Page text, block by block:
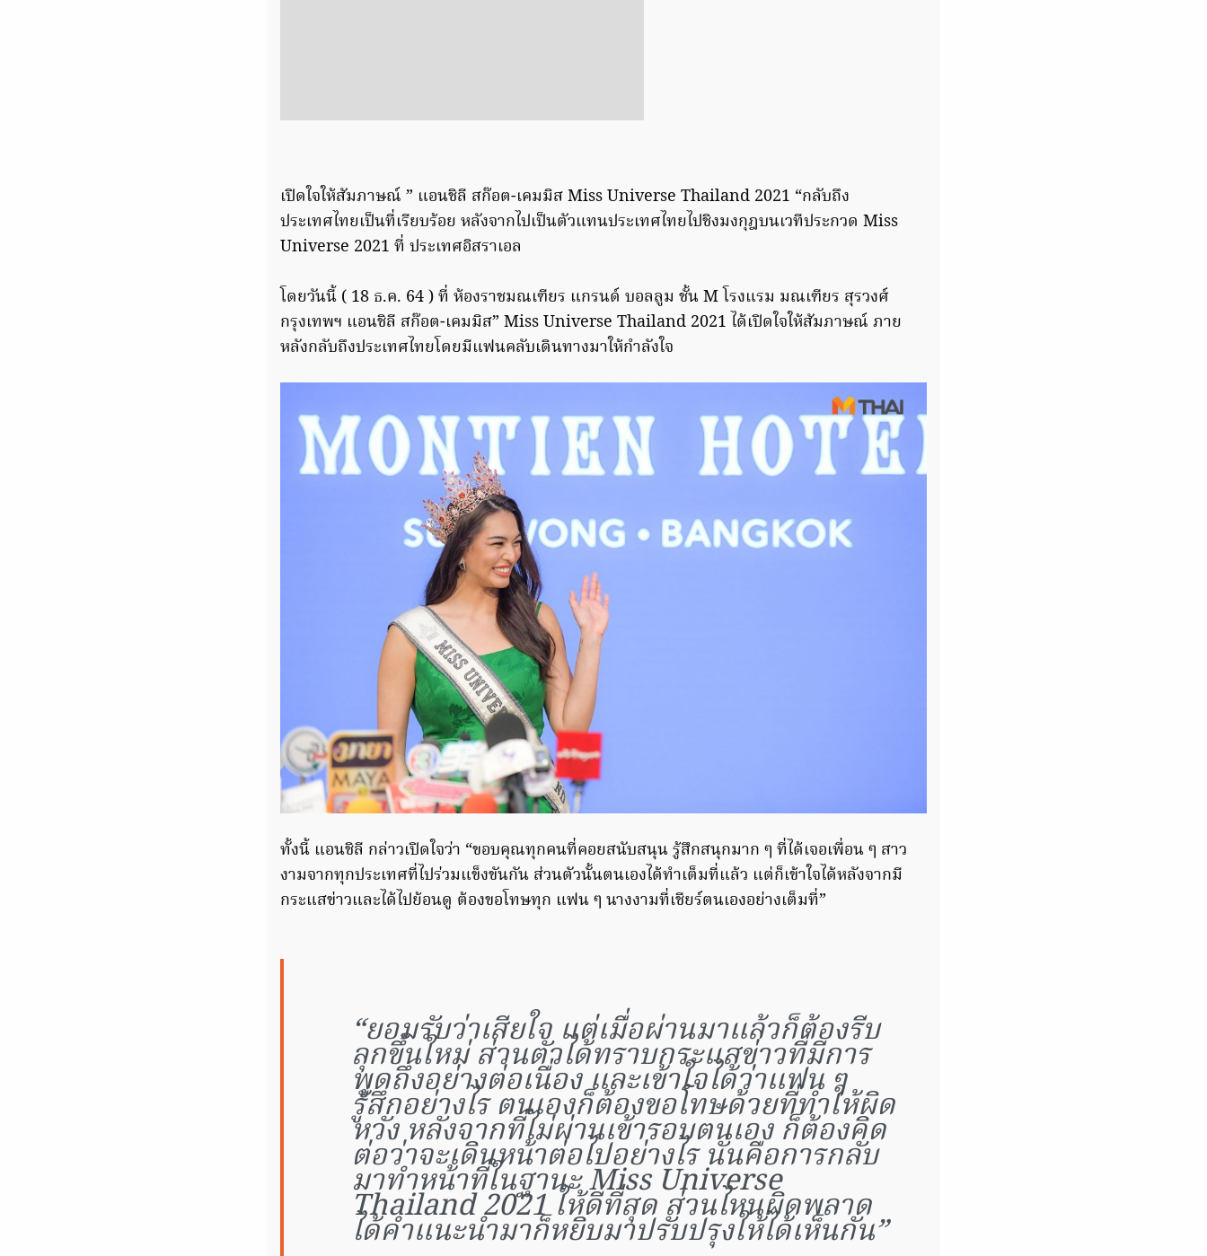
เปิดใจให้สัมภาษณ์ ” แอนชิลี สก๊อต-เคมมิส Miss Universe Thailand 2021 “กลับถึง
ประเทศไทยเป็นที่เรียบร้อย หลังจากไปเป็นตัวแทนประเทศไทยไปชิงมงกุฎบนเวทีประกวด Miss
Universe 2021 ที่ ประเทศอิสราเอล
โดยวันนี้ ( 18 ธ.ค. 64 ) ที่ ห้องราชมณเฑียร แกรนด์ บอลลูม ชั้น M โรงแรม มณเฑียร สุรวงศ์
กรุงเทพฯ แอนชิลี สก๊อต-เคมมิส” Miss Universe Thailand 2021 ได้เปิดใจให้สัมภาษณ์ ภาย
หลังกลับถึงประเทศไทยโดยมีแฟนคลับเดินทางมาให้กำลังใจ
ทั้งนี้ แอนชิลี กล่าวเปิดใจว่า “ขอบคุณทุกคนที่คอยสนับสนุน รู้สึกสนุกมาก ๆ ที่ได้เจอเพื่อน ๆ สาว
งามจากทุกประเทศที่ไปร่วมแข็งขันกัน ส่วนตัวนั้นตนเองได้ทำเต็มที่แล้ว แต่ก็เข้าใจได้หลังจากมี
กระแสข่าวและได้ไปย้อนดู ต้องขอโทษทุก แฟน ๆ นางงามที่เชียร์ตนเองอย่างเต็มที่”
“ยอมรับว่าเสียใจ แต่เมื่อผ่านมาแล้วก็ต้องรีบ
ลุกขึ้นใหม่ ส่วนตัวได้ทราบกระแสข่าวที่มีการ
พูดถึงอย่างต่อเนื่อง และเข้าใจได้ว่าแฟน ๆ
รู้สึกอย่างไร ตนเองก็ต้องขอโทษด้วยที่ทำให้ผิด
หวัง หลังจากที่ไม่ผ่านเข้ารอบตนเอง ก็ต้องคิด
ต่อว่าจะเดินหน้าต่อไปอย่างไร นั่นคือการกลับ
มาทำหน้าที่ในฐานะ Miss Universe
Thailand 2021 ให้ดีที่สุด ส่วนไหนผิดพลาด
ได้คำแนะนำมาก็หยิบมาปรับปรุงให้ได้เห็นกัน”